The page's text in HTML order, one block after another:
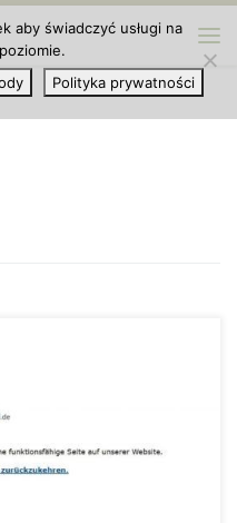
wszystkie produkty,
nazwie cannabidiol, w skrócie
takowych
aby świadczyć usługi na
Polityka prywatności